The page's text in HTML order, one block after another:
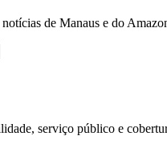
de Manaus e do
serviço público e